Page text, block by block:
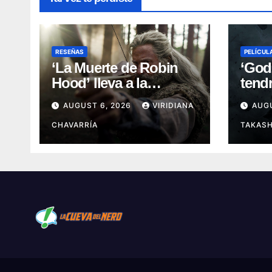
RESEÑAS
‘La Muerte de Robin
Hood’ lleva a la
leyenda a su capítulo
más oscuro (Reseña)
AUGUST 6, 2026 VIRIDIANA
CHAVARRÍA
de